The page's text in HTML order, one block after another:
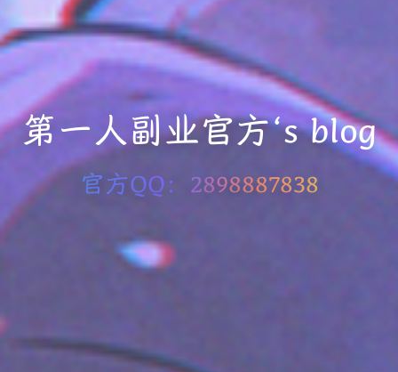
第一人副业官方‘s blog
官方QQ：2898887838